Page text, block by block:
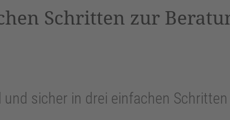
Schritten zur
und sicher in drei einfachen